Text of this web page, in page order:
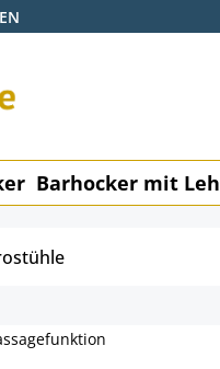
Barhocker mit